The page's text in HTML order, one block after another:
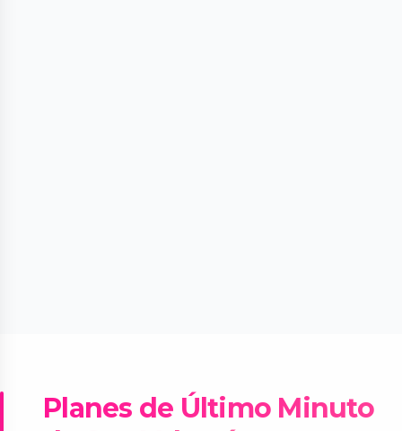
Planes de Último Minuto